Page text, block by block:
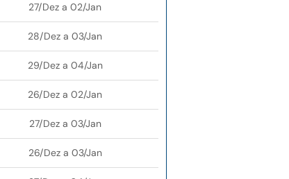
27/Dez a 02/Jan
28/Dez a 03/Jan
29/Dez a 04/Jan
26/Dez a 02/Jan
27/Dez a 03/Jan
26/Dez a 03/Jan